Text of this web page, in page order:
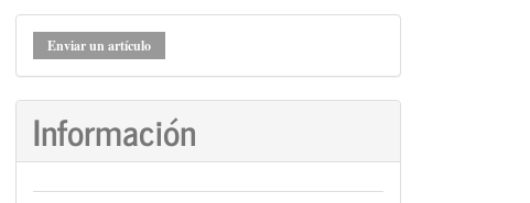
Enviar
un
artículo
Enviar un artículo
Información